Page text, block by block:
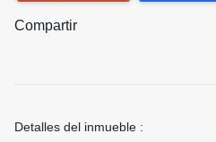
Compartir
Detalles del inmueble :